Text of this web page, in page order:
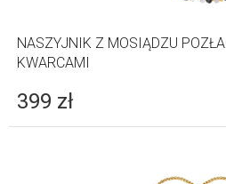
NASZYJNIK Z MOSIĄDZU
KWARCAMI
399 zł